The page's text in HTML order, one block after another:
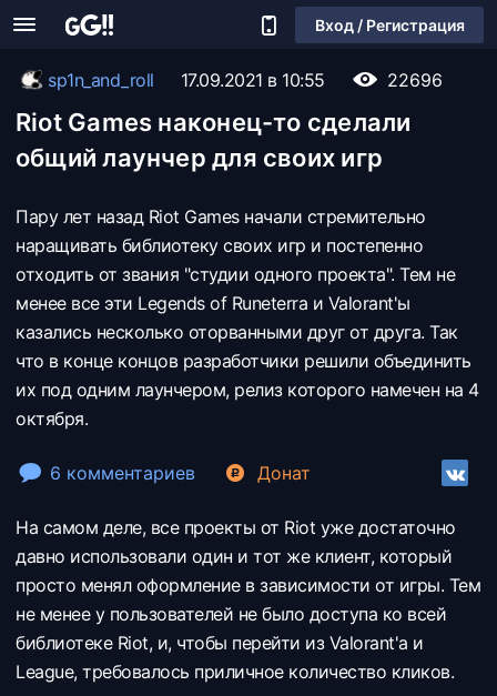
Вход / Регистрация
sp1n_and_roll 17.09.2021 в 10:55 22696
Riot Games наконец-то сделали
общий лаунчер для своих игр
Пару лет назад Riot Games начали стремительно
наращивать библиотеку своих игр и постепенно
отходить от звания "студии одного проекта". Тем не
менее все эти Legends of Runeterra и Valorant'ы
казались несколько оторванными друг от друга. Так
что в конце концов разработчики решили объединить
их под одним лаунчером, релиз которого намечен на 4
октября.
6 комментариев Донат
На самом деле, все проекты от Riot уже достаточно
давно использовали один и тот же клиент, который
просто менял оформление в зависимости от игры. Тем
не менее у пользователей не было доступа ко всей
библиотеке Riot, и, чтобы перейти из Valorant'a и
League, требовалось приличное количество кликов.